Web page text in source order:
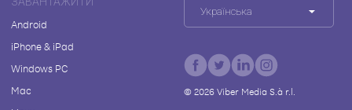
Android
iPhone & iPad
Windows PC
Mac
Українська
© 2026Viber Media S.à r.l.